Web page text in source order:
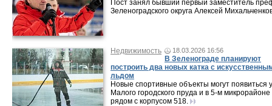
Пост занял бывший первый заместитель
Зеленоградского округа Алексей
Недвижимость 18.03.2026 16:56
В Зеленограде планируют
построить два новых катка с
льдом
Новые спортивные объекты могут появиться у
Малого городского пруда и в 5-м
рядом с корпусом 518.